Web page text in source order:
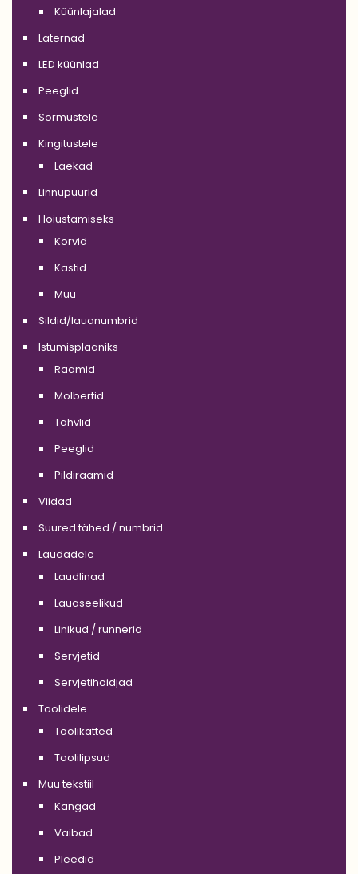
Küünlajalad
Laternad
LED küünlad
Peeglid
Sõrmustele
Kingitustele
Laekad
Linnupuurid
Hoiustamiseks
Korvid
Kastid
Muu
Sildid/lauanumbrid
Istumisplaaniks
Raamid
Molbertid
Tahvlid
Peeglid
Pildiraamid
Viidad
Suured tähed / numbrid
Laudadele
Laudlinad
Lauaseelikud
Linikud / runnerid
Servjetid
Servjetihoidjad
Toolidele
Toolikatted
Toolilipsud
Muu tekstiil
Kangad
Vaibad
Pleedid